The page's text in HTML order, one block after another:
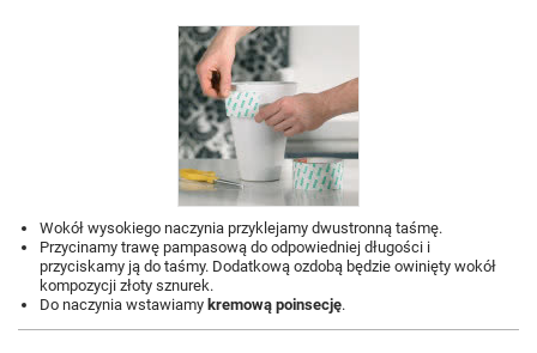
Wokół wysokiego naczynia przyklejamy dwustronną taśmę.
Przycinamy trawę pampasową do odpowiedniej długości i
przyciskamy ją do taśmy. Dodatkową ozdobą będzie owinięty wokół
kompozycji złoty sznurek.
Do naczynia wstawiamy kremową poinsecję.